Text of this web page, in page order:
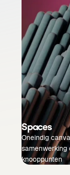
Spaces
Oneindig
samenwerking
knooppunten